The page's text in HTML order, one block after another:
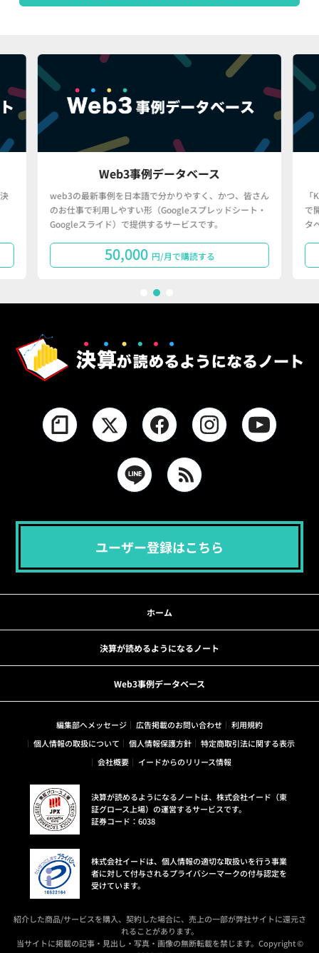
Web3事例データベース
web3の最新事例を日本語で分かりやすく、かつ、皆さん
のお仕事で利用しやすい形（Googleスプレッドシート・
Googleスライド）で提供するサービスです。
50,000 円/月で購読する
で
タ
ユーザー登録はこちら
ホーム
決算が読めるようになるノート
Web3事例データベース
編集部へメッセージ 広告掲載のお問い合わせ
利用規約
個人情報の取扱について
個人情報保護方針
特定商取引法に関する表示
会社概要
イードからのリリース情報
決算が読めるようになるノートは、株式会社イード（東
証グロース上場）の運営するサービスです。
証券コード：6038
株式会社イードは、個人情報の適切な取扱いを行う事業
者に対して付与されるプライバシーマークの付与認定を
受けています。
紹介した商品/サービスを購入、契約した場合に、売上の一部が弊社サイトに還元さ
れることがあります。
当サイトに掲載の記事・見出し・写真・画像の無断転載を禁じます。Copyright ©